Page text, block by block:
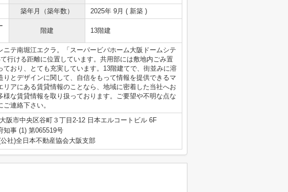
築年月（築年数） 2025年 9月 ( 新築 )
階建 13階建
ニテ南堀江エクラ。「スーパービバホーム大阪ドームシテ
行ける距離に位置しています。共用部には敷地内ごみ置
ており、とても充実しています。13階建てで、街並みに溶
りとデザインに関して、自信をもって情報を提供できるマ
リアにある賃貸情報のことなら、地域に密着した当社へお
様な賃貸情報を取り扱っております。ご要望や不明な点な
連絡下さい。
阪市中央区谷町３丁目2-12 日本エルコートビル 6F
知事 (1) 第065519号
社)全日本不動産協会大阪支部